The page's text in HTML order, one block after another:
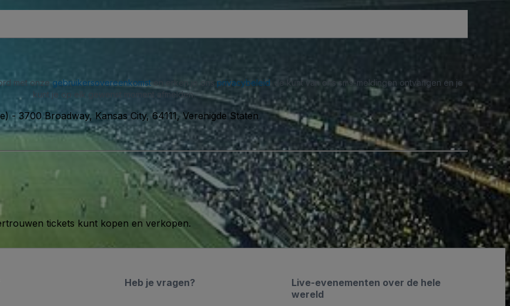
met onze gebruikersovereenkomsten erken je ons privacybeleid. Je kunt van ons sms-meldingen ontvangen en je
kunt je op elk gewenst moment afmelden.
-3700 Broadway, Kansas City, 64111, Verenigde Staten
tickets kunt kopen en verkopen.
Live-evenementen over de hele
wereld
Heb je vragen?